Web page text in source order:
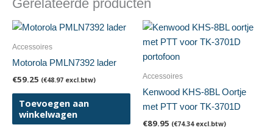
Gerelateerde producten
Accessoires
Motorola PMLN7392 lader
€59.25 (€48.97 excl.btw)
Toevoegen aan
winkelwagen
Accessoires
Kenwood KHS-8BL Oortje
met PTT voor TK-3701D
€89.95 (€74.34excl.btw)